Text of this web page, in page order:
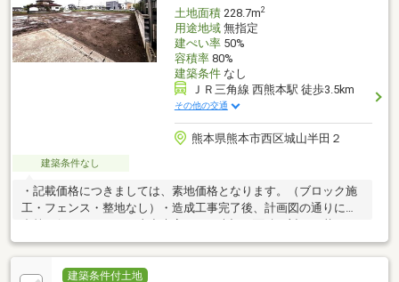
土地面積228.7m2
用途地域無指定
建ぺい率50%
容積率80%
建築条件なし
ＪＲ三角線 西熊本駅 徒歩3.5km
その他の交通
熊本県熊本市西区城山半田２
建築条件なし
・記載価格につきましては、素地価格となります。（ブロック施
工・フェンス・整地なし）・造成工事完了後、計画図の通りに分
差異が発生する可能性がございます。・上水道加入金/下水道受益
者負担金の清算が発生します。（買主負担）
建築条件付土地